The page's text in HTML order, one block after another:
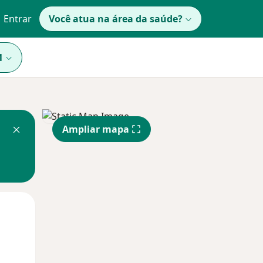
Entrar Você atua na área da saúde?
Ampliar mapa